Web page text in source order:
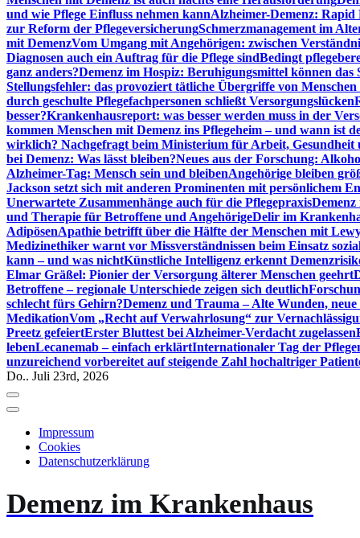
und wie Pflege Einfluss nehmen kannAlzheimer-Demenz:
zur Reform der PflegeversicherungSchmerzmanagement im
mit DemenzVom Umgang mit Angehörigen: zwischen
Diagnosen auch ein Auftrag für die Pflege sindBedingt
ganz anders?Demenz im Hospiz: Beruhigungsmittel können das
Stellungsfehler: das provoziert tätliche Übergriffe von Menschen
durch geschulte Pflegefachpersonen schließt Versorgungslücken
besser?Krankenhausreport: was besser werden muss in der
kommen Menschen mit Demenz ins Pflegeheim – und wann ist
wirklich? Nachgefragt beim Ministerium für Arbeit, Gesundheit
bei Demenz: Was lässt bleiben?Neues aus der Forschung:
Alzheimer-Tag: Mensch sein und bleibenAngehörige bleiben
Jackson setzt sich mit anderen Prominenten mit persönlichem
Unerwartete Zusammenhänge auch für die Pflegepraxis
und Therapie für Betroffene und AngehörigeDelir im
AdipösenApathie betrifft über die Hälfte der Menschen mit
Medizinethiker warnt vor Missverständnissen beim Einsatz
kann – und was nichtKünstliche Intelligenz erkennt
Elmar Gräßel: Pionier der Versorgung älterer Menschen geehrt
Betroffene – regionale Unterschiede zeigen sich deutlich
schlecht fürs Gehirn?Demenz und Trauma – Alte Wunden,
MedikationVom „Recht auf Verwahrlosung“ zur
Preetz gefeiertErster Bluttest bei Alzheimer-Verdacht zugelassen
lebenLecanemab – einfach erklärtInternationaler Tag der
unzureichend vorbereitet auf steigende Zahl hochaltriger
Do.. Juli 23rd, 2026
Impressum
Cookies
Datenschutzerklärung
Demenz im Krankenhaus